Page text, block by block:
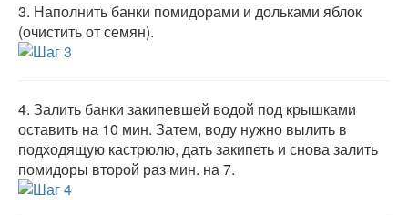
3. Наполнить банки помидорами и дольками яблок
(очистить от семян).
4. Залить банки закипевшей водой под крышками
оставить на 10 мин. Затем, воду нужно вылить в
подходящую кастрюлю, дать закипеть и снова залить
помидоры второй раз мин. на 7.